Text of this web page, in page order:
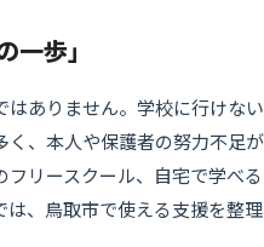
一歩」
ありません。学校に行けな
、本人や保護者の努力不足
リースクール、自宅で学べ
、鳥取市で使える支援を整理